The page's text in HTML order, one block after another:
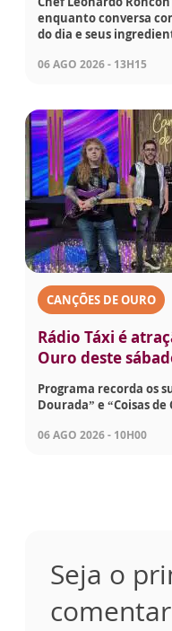
enquanto conversa
do dia e seus
06 AGO 2026 - 13H15
CANÇÕES DE OURO
Rádio Táxi é
Ouro deste
Programa recorda os
Dourada” e “Coisas de
06 AGO 2026 - 10H00
Seja o
comentar